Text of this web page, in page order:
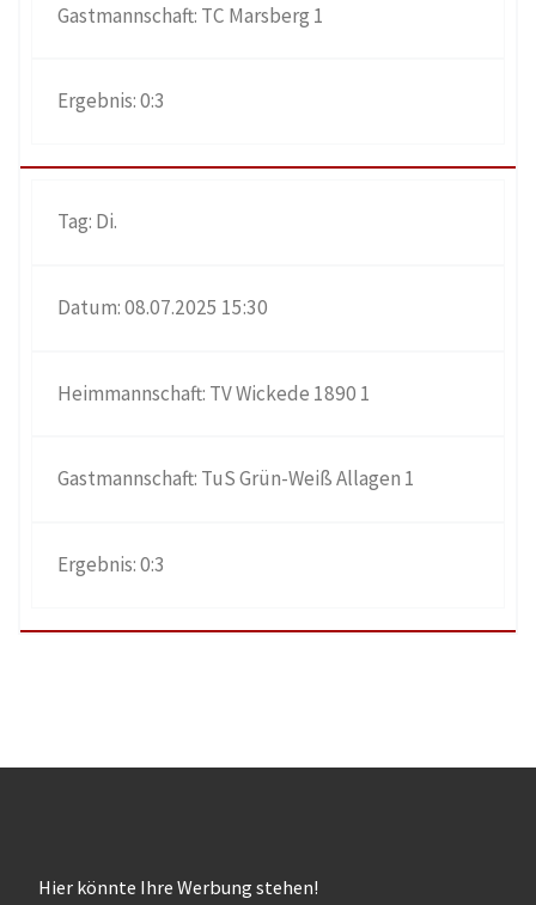
TC Marsberg 1
0:3
Di.
08.07.2025 15:30
TV Wickede 1890 1
TuS Grün-Weiß Allagen 1
0:3
Hier könnte Ihre Werbung stehen!